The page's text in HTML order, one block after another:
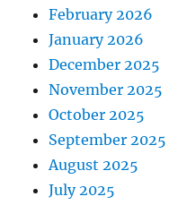
February 2026
January 2026
December 2025
November 2025
October 2025
September 2025
August 2025
July 2025